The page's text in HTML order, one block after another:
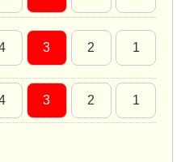
3 2 1
3 2 1